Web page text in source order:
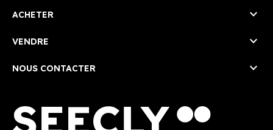
ACHETER 
VENDRE 
NOUS CONTACTER 